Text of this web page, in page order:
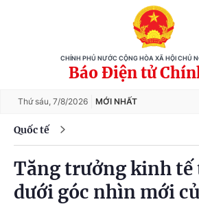
CHÍNH PHỦ NƯỚC CỘNG HÒA XÃ HỘI CHỦ
Báo Điện tử
Thứ sáu, 7/8/2026 MỚI NHẤT
Quốc tế
Tăng trưởng kinh tế
dưới góc nhìn mới